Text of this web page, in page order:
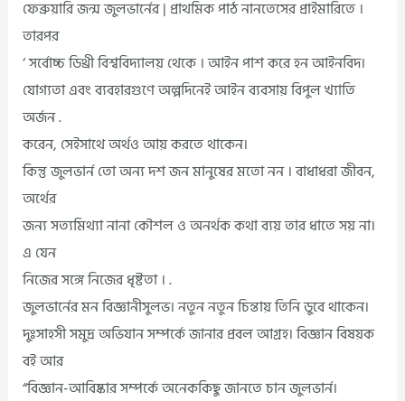
ফেব্রুয়ারি জন্ম জুলভার্নের | প্রাথমিক পাঠ নানতেসের প্রাইমারিতে ।
তারপর
‘ সর্বোচ্চ ডিথ্রী বিশ্ববিদ্যালয় থেকে । আইন পাশ করে হন আইনবিদ।
যোগ্যতা এবং ব্যবহারগুণে অল্পদিনেই আইন ব্যবসায় বিপুল খ্যাতি
অর্জন .
করেন, সেইসাথে অর্থও আয় করতে থাকেন।
কিন্তু জুলভার্ন তো অন্য দশ জন মানুষের মতো নন । বাধাধরা জীবন,
অর্থের
জন্য সত্যমিথ্যা নানা কৌশল ও অনর্থক কথা ব্যয় তার ধাতে সয় না।
এ যেন
নিজের সঙ্গে নিজের ধৃষ্টতা । .
জুলভার্নের মন বিজ্ঞানীসুলভ। নতুন নতুন চিন্তায় তিনি ডুবে থাকেন।
দুঃসাহসী সমুদ্র অভিযান সম্পর্কে জানার প্রবল আগ্রহ। বিজ্ঞান বিষয়ক
বই আর
“বিজ্ঞান-আবিষ্কার সম্পর্কে অনেককিছু জানতে চান জুলভার্ন।